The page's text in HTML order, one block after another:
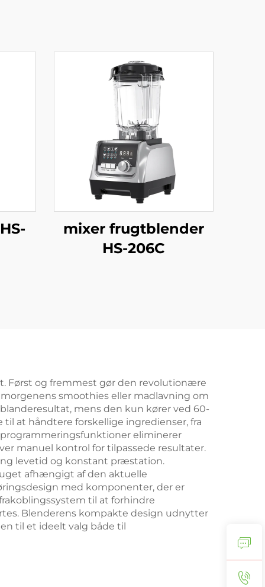
mixer frugtblender
HS-206C
Først og fremmest gør den revolutionære
smoothies eller madlavning om
mens den kun kører ved 60-
at håndtere forskellige ingredienser, fra
eliminerer
manuel kontrol for tilpassede resultater.
levetid og konstant præstation.
afhængigt af den aktuelle
med komponenter, der er
til at forhindre
Blenderens kompakte design udnytter
til et ideelt valg både til